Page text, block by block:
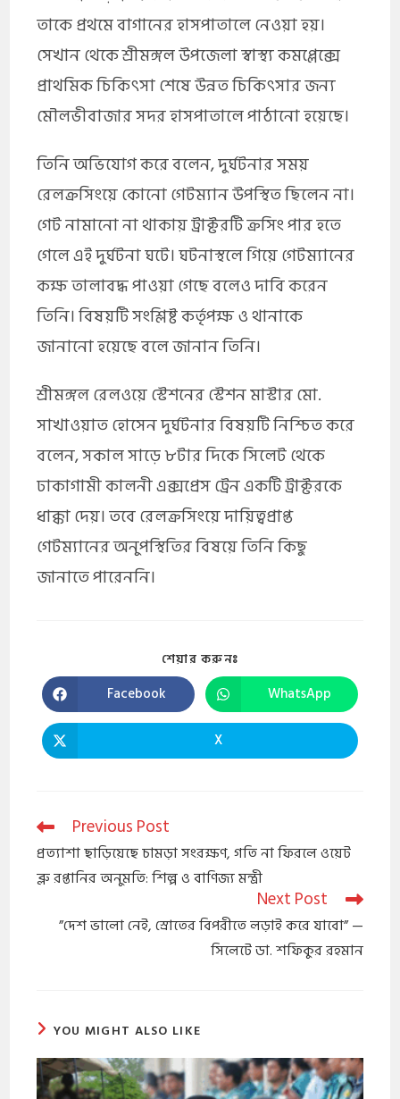
তাকে প্রথমে বাগানের হাসপাতালে নেওয়া হয়।
সেখান থেকে শ্রীমঙ্গল উপজেলা স্বাস্থ্য কমপ্লেক্সে
প্রাথমিক চিকিৎসা শেষে উন্নত চিকিৎসার জন্য
মৌলভীবাজার সদর হাসপাতালে পাঠানো হয়েছে।
তিনি অভিযোগ করে বলেন, দুর্ঘটনার সময়
রেলক্রসিংয়ে কোনো গেটম্যান উপস্থিত ছিলেন না।
গেট নামানো না থাকায় ট্রাক্টরটি ক্রসিং পার হতে
গেলে এই দুর্ঘটনা ঘটে। ঘটনাস্থলে গিয়ে গেটম্যানের
কক্ষ তালাবদ্ধ পাওয়া গেছে বলেও দাবি করেন
তিনি। বিষয়টি সংশ্লিষ্ট কর্তৃপক্ষ ও থানাকে
জানানো হয়েছে বলে জানান তিনি।
শ্রীমঙ্গল রেলওয়ে স্টেশনের স্টেশন মাস্টার মো.
সাখাওয়াত হোসেন দুর্ঘটনার বিষয়টি নিশ্চিত করে
বলেন, সকাল সাড়ে ৮টার দিকে সিলেট থেকে
ঢাকাগামী কালনী এক্সপ্রেস ট্রেন একটি ট্রাক্টরকে
ধাক্কা দেয়। তবে রেলক্রসিংয়ে দায়িত্বপ্রাপ্ত
গেটম্যানের অনুপস্থিতির বিষয়ে তিনি কিছু
জানাতে পারেননি।
শেয়ার করুনঃ
Facebook WhatsApp
X
Previous Post
প্রত্যাশা ছাড়িয়েছে চামড়া সংরক্ষণ, গতি না ফিরলে ওয়েট
ব্লু রপ্তানির অনুমতি: শিল্প ও বাণিজ্য মন্ত্রী
Next Post
​”দেশ ভালো নেই, স্রোতের বিপরীতে লড়াই করে যাবো” —
সিলেটে ডা. শফিকুর রহমান
YOU MIGHT ALSO LIKE